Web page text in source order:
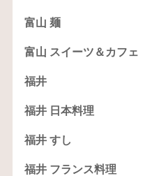
富山 麺
富山 スイーツ＆カフェ
福井
福井 日本料理
福井 すし
福井 フランス料理